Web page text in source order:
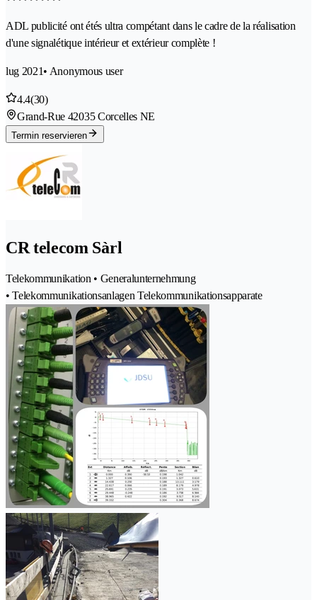
ADL publicité ont étés ultra compétant dans le cadre de la réalisation
d'une signalétique intérieur et extérieur complète !
lug 2021• Anonymous user
4.4(30)
Grand-Rue 42035 Corcelles NE
Termin reservieren
CR telecom Sàrl
Telekommunikation • Generalunternehmung
• Telekommunikationsanlagen Telekommunikationsapparate